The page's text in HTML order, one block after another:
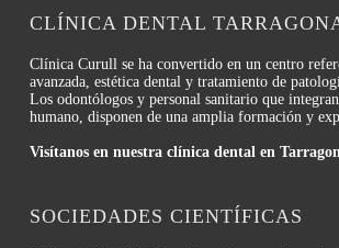
CLÍNICA DENTAL
Clínica Curull se ha convertido en un centro
avanzada, estética dental y tratamiento de
Los odontólogos y personal sanitario que
humano, disponen de una amplia formación y
Visítanos en nuestra clínica dental en
SOCIEDADES CIENTÍFICAS